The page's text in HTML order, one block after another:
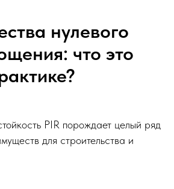
нулевого
что это
PIR порождает целый ряд
для строительства и